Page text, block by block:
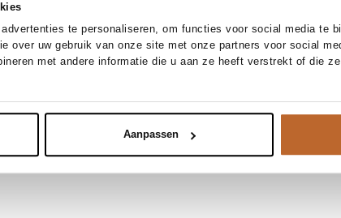
te personaliseren, om functies voor social media te
over uw gebruik van onze site met onze partners voor social
met andere informatie die u aan ze heeft verstrekt of die
Aanpassen